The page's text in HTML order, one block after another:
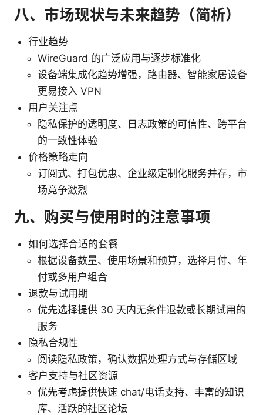
八、市场现状与未来趋势（简析）
行业趋势
WireGuard 的广泛应用与逐步标准化
设备端集成化趋势增强，路由器、智能家居设备
更易接入 VPN
用户关注点
隐私保护的透明度、日志政策的可信性、跨平台
的一致性体验
价格策略走向
订阅式、打包优惠、企业级定制化服务并存，市
场竞争激烈
九、购买与使用时的注意事项
如何选择合适的套餐
根据设备数量、使用场景和预算，选择月付、年
付或多用户组合
退款与试用期
优先选择提供 30 天内无条件退款或长期试用的
服务
隐私合规性
阅读隐私政策，确认数据处理方式与存储区域
客户支持与社区资源
优先考虑提供快速 chat/电话支持、丰富的知识
库、活跃的社区论坛